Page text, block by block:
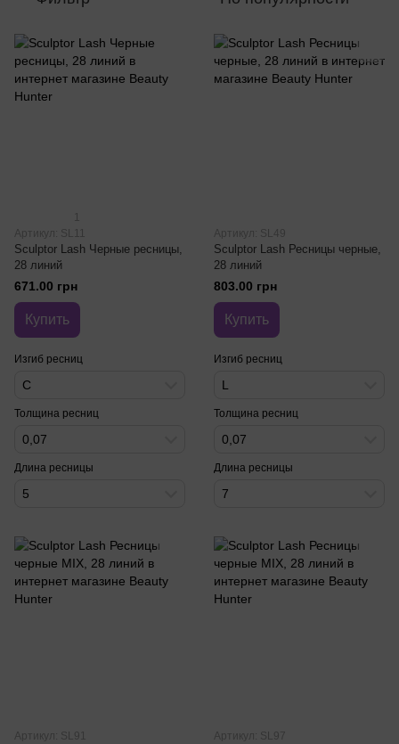
Артикул: SL11
Sculptor Lash Черные ресницы,
28 линий
671.00 грн
Купить
Изгиб ресниц
C
Толщина ресниц
0,07
Длина ресницы
5
Артикул: SL49
Sculptor Lash Ресницы черные,
28 линий
803.00 грн
Купить
Изгиб ресниц
L
Толщина ресниц
0,07
Длина ресницы
7
Артикул: SL91 Артикул: SL97